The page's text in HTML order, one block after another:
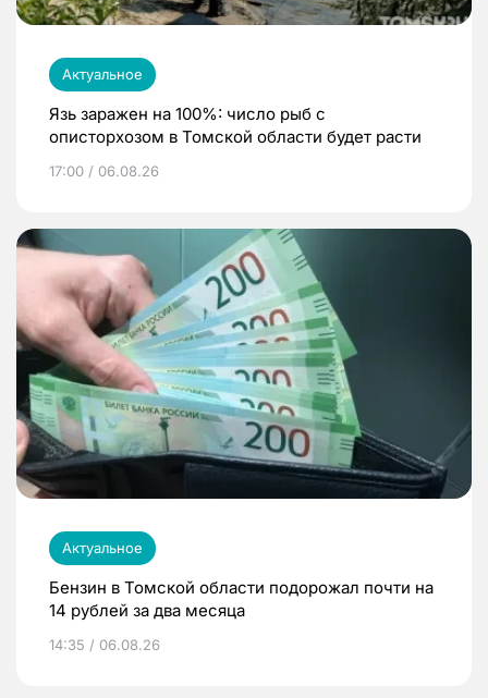
Актуальное
Язь заражен на 100%: число рыб с
описторхозом в Томской области будет расти
17:00 / 06.08.26
Актуальное
Бензин в Томской области подорожал почти на
14 рублей за два месяца
14:35 / 06.08.26